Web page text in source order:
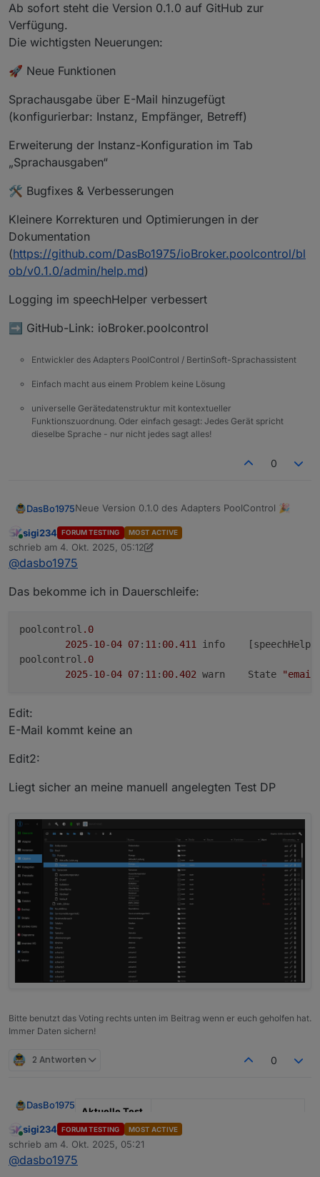
Ab sofort steht die Version 0.1.0 auf GitHub zur
Verfügung.
Die wichtigsten Neuerungen:
🚀 Neue Funktionen
Sprachausgabe über E-Mail hinzugefügt
(konfigurierbar: Instanz, Empfänger, Betreff)
Erweiterung der Instanz-Konfiguration im Tab
„Sprachausgaben“
🛠️ Bugfixes & Verbesserungen
Kleinere Korrekturen und Optimierungen in der
Dokumentation
(https://github.com/DasBo1975/ioBroker.poolcontrol/bl
ob/v0.1.0/admin/help.md)
Logging im speechHelper verbessert
➡️ GitHub-Link: ioBroker.poolcontrol
Entwickler des Adapters PoolControl / BertinSoft-Sprachassistent
Einfach macht aus einem Problem keine Lösung
universelle Gerätedatenstruktur mit kontextueller
Funktionszuordnung. Oder einfach gesagt: Jedes Gerät spricht
dieselbe Sprache - nur nicht jedes sagt alles!
0
DasBo1975Neue Version 0.1.0 des Adapters PoolControl 🎉
Ab sofort steht die Version 0.1.0 auf GitHub zur
Verfügung.
Die wichtigsten Neuerungen:
🚀 Neue Funktionen
Sprachausgabe über E-Mail hinzugefügt
„Sprachausgaben“
🛠️ Bugfixes & Verbesserungen
Kleinere Korrekturen und Optimierungen in der
➡️ GitHub-Link: ioBroker.poolcontrol
Online
sigi234 FORUM TESTING MOST ACTIVE
schrieb am 4. Okt. 2025, 05:12
zuletzt editiert von sigi23410. Apr. 2025, 07:44
@dasbo1975
Das bekomme ich in Dauerschleife:
poolcontrol .0
2025-10-04 07: 11: 00.411
info
poolcontrol .0
2025-10-04 07: 11: 00.402
	warn	State
Edit:
E-Mail kommt keine an
Edit2:
Liegt sicher an meine manuell angelegten Test DP
Bitte benutzt das Voting rechts unten im Beitrag wenn er euch geholfen hat.
Immer Daten sichern!
2 Antworten 0
DasBo1975
Aktuelle Test
Version
1.4.1
Veröffentlichu
Online
sigi234 FORUM TESTING MOST ACTIVE
schrieb am 4. Okt. 2025, 05:21
zuletzt editiert von
@dasbo1975